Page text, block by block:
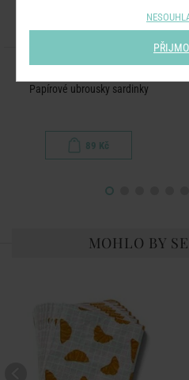
Papírové ubrousky sardinky
89 Kč
MOHLO BY